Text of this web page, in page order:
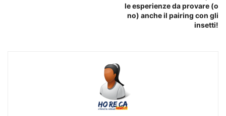
le esperienze da provare (o
no) anche il pairing con gli
insetti!